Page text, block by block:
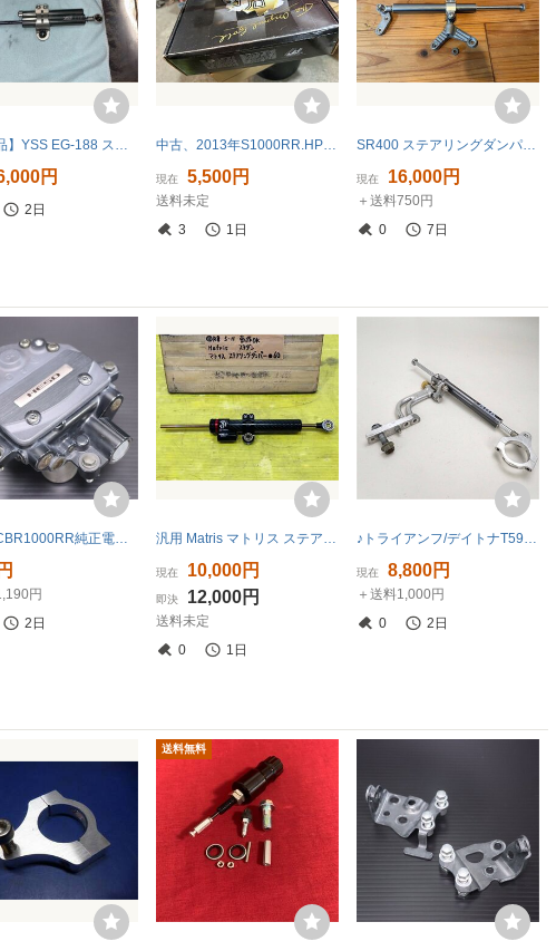
円
2日
中古、2013年S1000RR.HP4 純正ステアリングダンパー
現在 5,500円
送料未定
3
1日
SR400 ステアリングダンパー NHK
現在 16,000円
＋送料750円
0
7日
円
2日
現在 10,000円
即決 12,000円
送料未定
0
1日
現在 8,800円
＋送料1,000円
0
2日
送料無料